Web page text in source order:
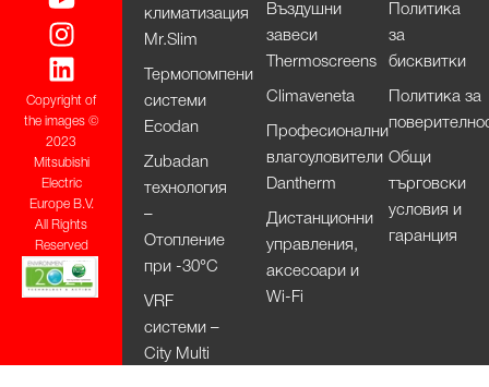
Copyright of
the images ©
2023
Mitsubishi
Electric
Europe B.V.
All Rights
Reserved
климатизация
Mr.Slim
Термопомпени
системи
Ecodan
Zubadan
технология
–
Отопление
при -30°С
VRF
системи –
City Multi
Въздушни
завеси
Thermoscreens
Climaveneta
Професионални
влагоуловители
Dantherm
Дистанционни
управления,
аксесоари и
Wi-Fi
Политика
за
бисквитки
Политика за
Общи
търговски
условия и
гаранция